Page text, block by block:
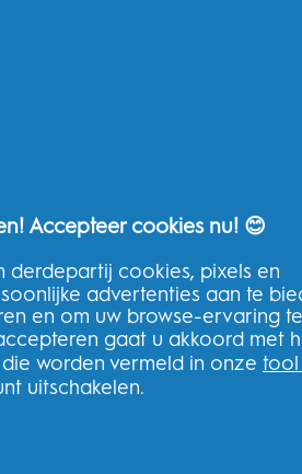
Meld u aan voor onze
bestelling
Accepteer cookies nu! 😊
derdepartij cookies, pixels en
advertenties aan te
en om uw browse-ervaring te
gaat u akkoord met
worden vermeld in onze tool
uitschakelen.